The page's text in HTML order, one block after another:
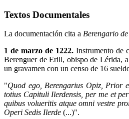
Textos Documentales
La documentación cita a Berengario
1 de marzo de 1222. Instrumento de
Berenguer de Erill, obispo de Lérida,
un gravamen con un censo de 16
"Quod ego, Berengarius Opiz, Prior
totius Capituli Ilerdensis, per me et
quibus volueritis atque omni vestre
Operi Sedis Ilerde (...)".